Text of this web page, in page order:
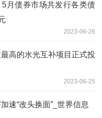
月债券市场共发行各类债
2023-06-26
高的水光互补项目正式投
2023-06-25
速“改头换面”_世界信息